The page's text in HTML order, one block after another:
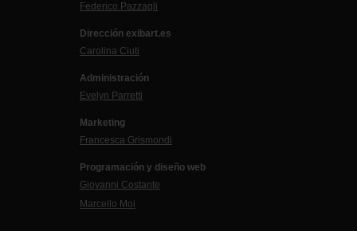
Federico Pazzagli
Dirección exibart.es
Carolina Ciuti
Administración
Evelyn Parretti
Marketing
Francesca Grismondi
Programación y diseño web
Giovanni Costante
Marcello Moi